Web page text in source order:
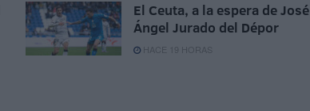
El Ceuta, a la espera de José
Ángel Jurado del Dépor
HACE 19 HORAS